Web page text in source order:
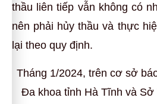
thầu liên tiếp vẫn không có
nên phải hủy thầu và thực
lại theo quy định.
Tháng 1/2024, trên cơ sở
Đa khoa tỉnh Hà Tĩnh và Sở